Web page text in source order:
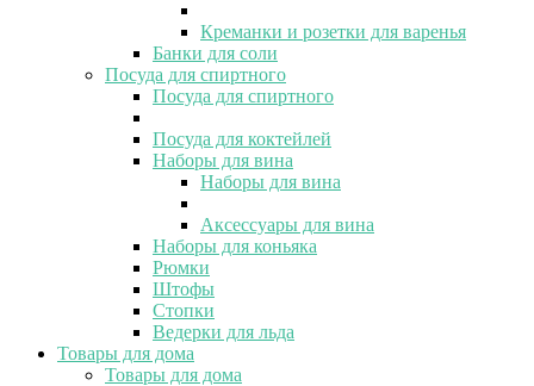
Креманки и розетки для варенья
Банки для соли
Посуда для спиртного
Посуда для спиртного
Посуда для коктейлей
Наборы для вина
Наборы для вина
Аксессуары для вина
Наборы для коньяка
Рюмки
Штофы
Стопки
Ведерки для льда
Товары для дома
Товары для дома